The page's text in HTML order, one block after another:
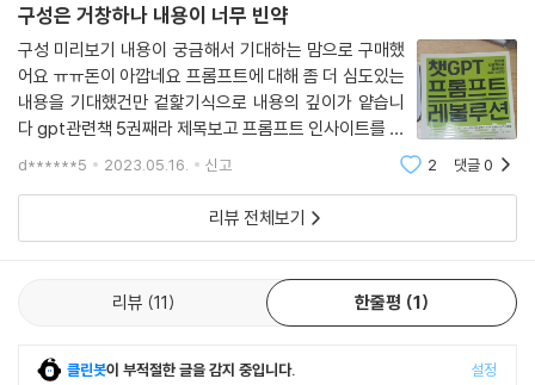
구성은 거창하나 내용이 너무 빈약
구성 미리보기 내용이 궁금해서 기대하는 맘으로 구매했
어요 ㅠㅠ돈이 아깝네요 프롬프트에 대해 좀 더 심도있는
내용을 기대했건만 겉핥기식으로 내용의 깊이가 얕습니
다 gpt관련책 5권째라 제목보고 프롬프트 인사이트를 좀
더 깊게 다룰 줄 알고 구매했건만 ㅡㅡ 제일 별루였어요
이책 비추합니다. 쥐어짠 한가지 장점은 gpt
d******5 2023.05.16. 신고 2 댓글0
리뷰 전체보기
리뷰 11 한줄평 1
클린봇이 부적절한 글을 감지 중입니다. 설정